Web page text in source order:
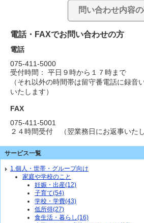
電話・FAXでお問い合わせの方
電話
075-411-5000
受付時間： 平日９時から１７時まで
（それ以外の時間帯は留守番電話に録音
いたします）
FAX
075-411-5001
２４時間受付 （翌業務日にお返事いたし
サービス一覧
1.個人・世帯・グループ向け
家庭や学校のこと
妊娠・出産(12)
子育て(54)
学校・学費(43)
低所得(27)
食生活・暮らし(16)